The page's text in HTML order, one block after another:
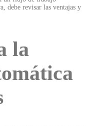
debe revisar las ventajas y
la